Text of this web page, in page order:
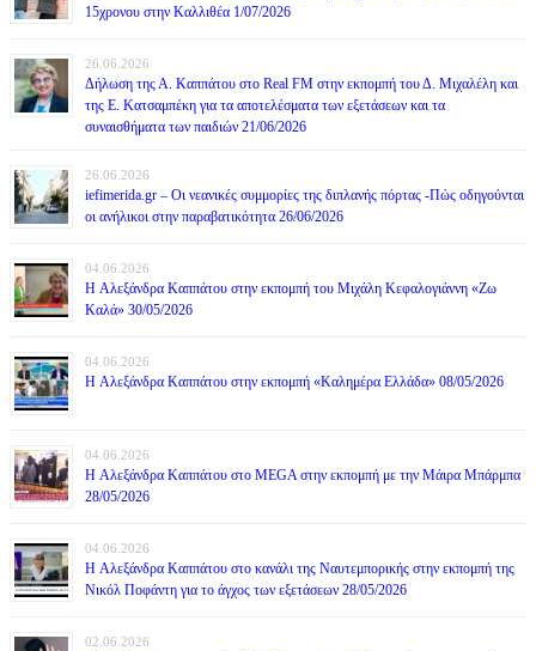
15χρονου στην Καλλιθέα 1/07/2026
26.06.2026
Δήλωση της Α. Καππάτου στο Real FM στην εκπομπή του Δ. Μιχαλέλη και
της Ε. Κατσαμπέκη για τα αποτελέσματα των εξετάσεων και τα
συναισθήματα των παιδιών 21/06/2026
26.06.2026
iefimerida.gr – Οι νεανικές συμμορίες της διπλανής πόρτας -Πώς οδηγούνται
οι ανήλικοι στην παραβατικότητα 26/06/2026
04.06.2026
H Αλεξάνδρα Καππάτου στην εκπομπή του Μιχάλη Κεφαλογιάννη «Ζω
Καλά» 30/05/2026
04.06.2026
H Αλεξάνδρα Καππάτου στην εκπομπή «Καλημέρα Ελλάδα» 08/05/2026
04.06.2026
H Αλεξάνδρα Καππάτου στο MEGA στην εκπομπή με την Μάιρα Mπάρμπα
28/05/2026
04.06.2026
H Αλεξάνδρα Καππάτου στο κανάλι της Ναυτεμπορικής στην εκπομπή της
Νικόλ Ποφάντη για το άγχος των εξετάσεων 28/05/2026
02.06.2026